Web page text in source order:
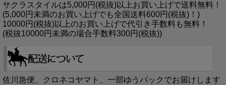
サクラスタイルは5,000円(税抜)以上お買い上げで送料無料！
(5,000円未満のお買い上げでも全国送料600円(税抜)！)
10000円(税抜)以上のお買い上げで代引き手数料も無料！
(税抜10000円未満の場合手数料300円(税抜))
佐川急便、クロネコヤマト、一部ゆうパックでお届けします